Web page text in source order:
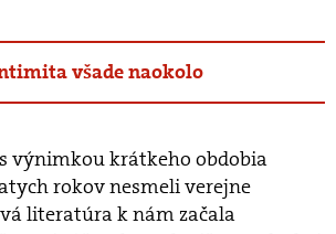
všade naokolo
výnimkou krátkeho obdobia
rokov nesmeli verejne
literatúra k nám začala